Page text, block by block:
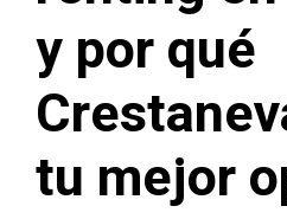
y por qué
tu mejor